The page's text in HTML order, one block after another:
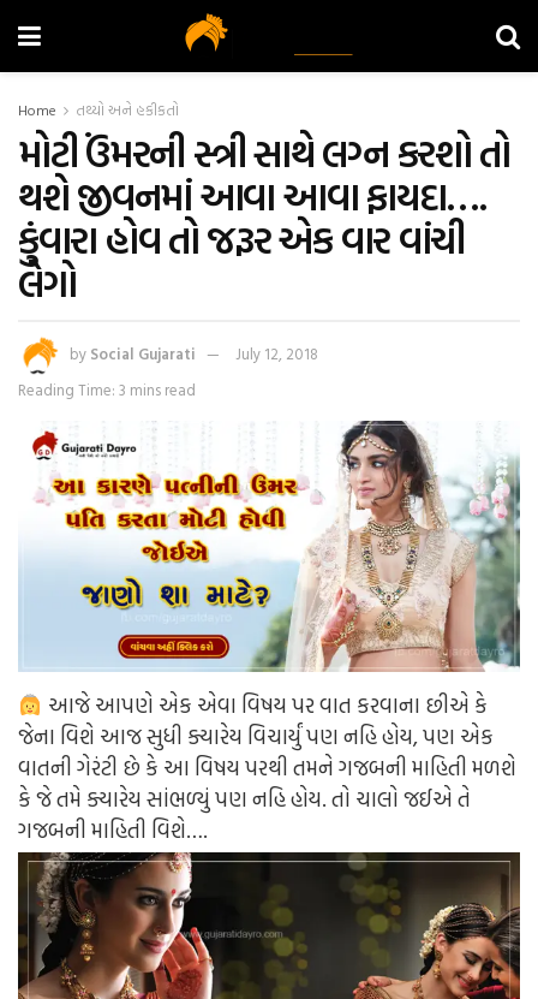
Home તથ્યો અને હકીકતો
મોટી ઉંમરની સ્ત્રી સાથે લગ્ન કરશો તો
થશે જીવનમાં આવા આવા ફાયદા….
કુંવારા હોવ તો જરૂર એક વાર વાંચી
લેગો
by Social Gujarati
July 12, 2018
Reading Time: 3 mins read
આજે આપણે એક એવા વિષય પર વાત કરવાના છીએ કે
જેના વિશે આજ સુધી ક્યારેય વિચાર્યું પણ નહિ હોય, પણ એક
વાતની ગેરંટી છે કે આ વિષય પરથી તમને ગજબની માહિતી મળશે
કે જે તમે ક્યારેય સાંભળ્યું પણ નહિ હોય. તો ચાલો જઈએ તે
ગજબની માહિતી વિશે….